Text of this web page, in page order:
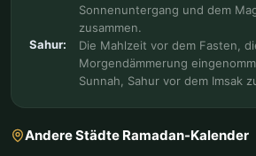
Sonnenuntergang und dem
zusammen.
Sahur:
Die Mahlzeit vor dem Fasten,
Morgendämmerung
Sunnah, Sahur vor dem Imsak
Andere Städte Ramadan-Kalender